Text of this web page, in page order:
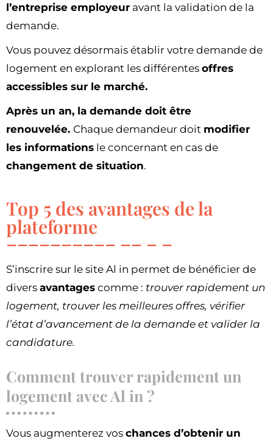
l’entreprise employeur avant la validation de la
demande.
Vous pouvez désormais établir votre demande de
logement en explorant les différentes offres
accessibles sur le marché.
Après un an, la demande doit être
renouvelée. Chaque demandeur doit modifier
les informations le concernant en cas de
changement de situation.
Top 5 des avantages de la
plateforme
S’inscrire sur le site Al in permet de bénéficier de
divers avantages comme : trouver rapidement un
logement, trouver les meilleures offres, vérifier
l’état d’avancement de la demande et valider la
candidature.
Comment trouver rapidement un
logement avec Al in ?
Vous augmenterez vos chances d’obtenir un